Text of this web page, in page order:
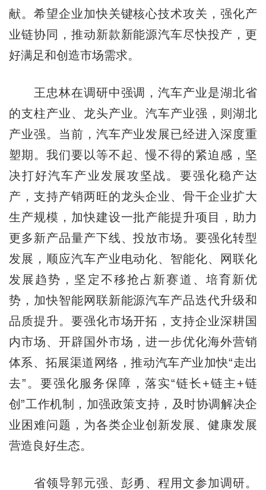
献。希望企业加快关键核心技术攻关，强化产
业链协同，推动新款新能源汽车尽快投产，更
好满足和创造市场需求。
王忠林在调研中强调，汽车产业是湖北省
的支柱产业、龙头产业。汽车产业强，则湖北
产业强。当前，汽车产业发展已经进入深度重
塑期。我们要以等不起、慢不得的紧迫感，坚
决打好汽车产业发展攻坚战。要强化稳产达
产，支持产销两旺的龙头企业、骨干企业扩大
生产规模，加快建设一批产能提升项目，助力
更多新产品量产下线、投放市场。要强化转型
发展，顺应汽车产业电动化、智能化、网联化
发展趋势，坚定不移抢占新赛道、培育新优
势，加快智能网联新能源汽车产品迭代升级和
品质提升。要强化市场开拓，支持企业深耕国
内市场、开辟国外市场，进一步优化海外营销
体系、拓展渠道网络，推动汽车产业加快“走出
去”。要强化服务保障，落实“链长+链主+链
创”工作机制，加强政策支持，及时协调解决企
业困难问题，为各类企业创新发展、健康发展
营造良好生态。
省领导郭元强、彭勇、程用文参加调研。